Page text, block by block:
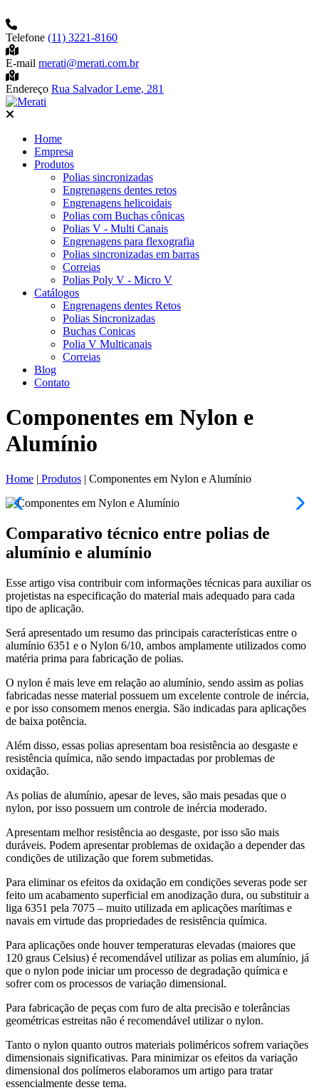
Telefone (11) 3221-8160
E-mail merati@merati.com.br
Endereço Rua Salvador Leme, 281
Home
Empresa
Produtos
Polias sincronizadas
Engrenagens dentes retos
Engrenagens helicoidais
Polias com Buchas cônicas
Polias V - Multi Canais
Engrenagens para flexografia
Polias sincronizadas em barras
Correias
Polias Poly V - Micro V
Catálogos
Engrenagens dentes Retos
Polias Sincronizadas
Buchas Conicas
Polia V Multicanais
Correias
Blog
Contato
Componentes em Nylon e
Alumínio
Home | Produtos | Componentes em Nylon e Alumínio
Comparativo técnico entre polias de
alumínio e alumínio
Esse artigo visa contribuir com informações técnicas para auxiliar os
projetistas na especificação do material mais adequado para cada
tipo de aplicação.
Será apresentado um resumo das principais características entre o
alumínio 6351 e o Nylon 6/10, ambos amplamente utilizados como
matéria prima para fabricação de polias.
O nylon é mais leve em relação ao alumínio, sendo assim as polias
fabricadas nesse material possuem um excelente controle de inércia,
e por isso consomem menos energia. São indicadas para aplicações
de baixa potência.
Além disso, essas polias apresentam boa resistência ao desgaste e
resistência química, não sendo impactadas por problemas de
oxidação.
As polias de alumínio, apesar de leves, são mais pesadas que o
nylon, por isso possuem um controle de inércia moderado.
Apresentam melhor resistência ao desgaste, por isso são mais
duráveis. Podem apresentar problemas de oxidação a depender das
condições de utilização que forem submetidas.
Para eliminar os efeitos da oxidação em condições severas pode ser
feito um acabamento superficial em anodização dura, ou substituir a
liga 6351 pela 7075 – muito utilizada em aplicações marítimas e
navais em virtude das propriedades de resistência química.
Para aplicações onde houver temperaturas elevadas (maiores que
120 graus Celsius) é recomendável utilizar as polias em alumínio, já
que o nylon pode iniciar um processo de degradação química e
sofrer com os processos de variação dimensional.
Para fabricação de peças com furo de alta precisão e tolerâncias
geométricas estreitas não é recomendável utilizar o nylon.
Tanto o nylon quanto outros materiais poliméricos sofrem variações
dimensionais significativas. Para minimizar os efeitos da variação
dimensional dos polímeros elaboramos um artigo para tratar
essencialmente desse tema.